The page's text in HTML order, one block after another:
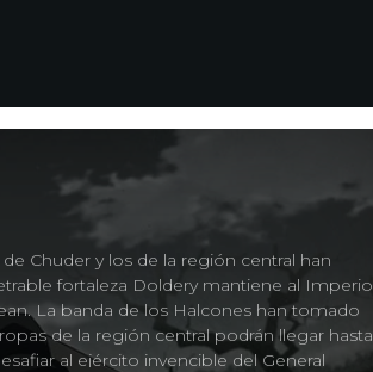
Chuder y los de la región central han
fortaleza Doldery mantiene al Imperio
La banda de los Halcones han tomado
de la región central podrán llegar hasta
al ejército invencible del General